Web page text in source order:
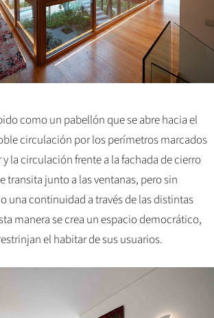
como un pabellón que se abre hacia el
circulación por los perímetros marcados
la circulación frente a la fachada de cierro
transita junto a las ventanas, pero sin
una continuidad a través de las distintas
manera se crea un espacio democrático,
el habitar de sus usuarios.